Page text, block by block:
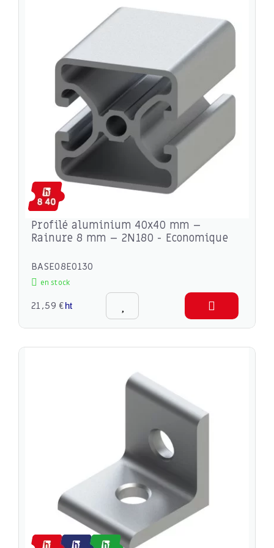
Profilé aluminium 40x40 mm –
Rainure 8 mm – 2N180 - Economique
BASE08E0130
en stock
21,59 €ht